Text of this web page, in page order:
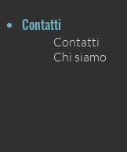
Contatti
Contatti
Chi siamo